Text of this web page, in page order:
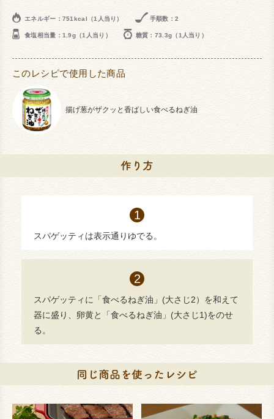
エネルギー：751kcal（1人当り） 手順数：2
食塩相当量：1.9g（1人当り） 糖質：73.3g（1人当り）
このレシピで使用した商品
揚げ葱がザクッと香ばしい食べるねぎ油
スパゲッティは表示通りゆでる。
スパゲッティに「食べるねぎ油」(大さじ2）を和えて
器に盛り、卵黄と「食べるねぎ油」(大さじ1)をのせ
る。